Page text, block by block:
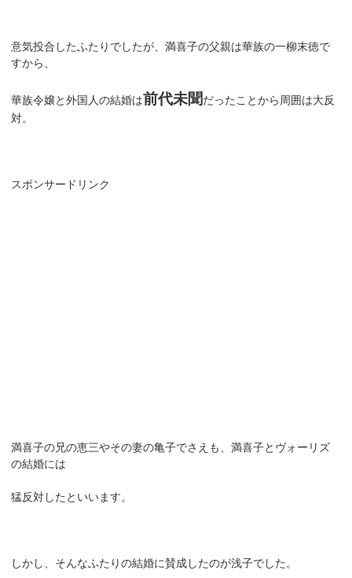
意気投合したふたりでしたが、満喜子の父親は華族の一柳末徳で
すから、
華族令嬢と外国人の結婚は前代未聞だったことから周囲は大反
対。
スポンサードリンク
満喜子の兄の恵三やその妻の亀子でさえも、満喜子とヴォーリズ
の結婚には
猛反対したといいます。
しかし、そんなふたりの結婚に賛成したのが浅子でした。